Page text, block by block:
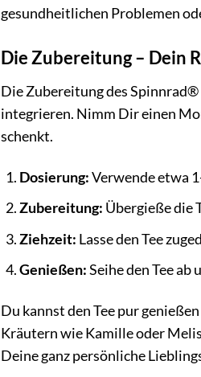
gesundheitlichen Problemen
Die Zubereitung – Dein
Die Zubereitung des
integrieren. Nimm Dir einen
schenkt.
Dosierung:Verwende etwa
Zubereitung: Übergieße die
Ziehzeit: Lasse den Tee
Genießen:Seihe den Tee ab
Du kannst den Tee pur
Kräutern wie Kamille oder
Deine ganz persönliche